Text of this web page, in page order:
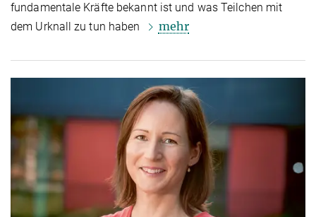
fundamentale Kräfte bekannt ist und was Teilchen mit
dem Urknall zu tun haben
mehr